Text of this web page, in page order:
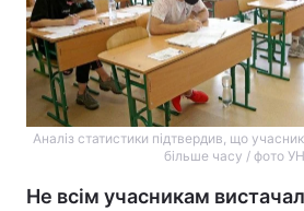
Аналіз статистики підтвердив, що
більше часу / фото
Не всім учасникам